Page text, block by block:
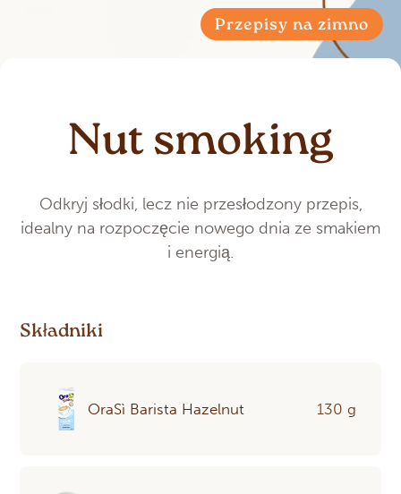
Przepisy na zimno
Nut smoking
Odkryj słodki, lecz nie przesłodzony przepis,
idealny na rozpoczęcie nowego dnia ze smakiem
i energią.
Składniki
OraSì Barista Hazelnut 130 g